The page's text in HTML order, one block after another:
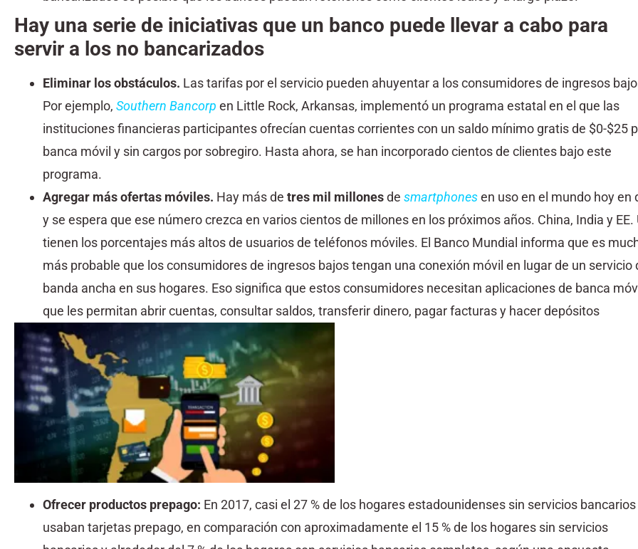
Hay una serie de iniciativas que un banco puede llevar a cabo para
servir a los no bancarizados
Eliminar los obstáculos. Las tarifas por el servicio pueden ahuyentar a los consumidores de ingresos
Por ejemplo, Southern Bancorp en Little Rock, Arkansas, implementó un programa estatal en el que las
instituciones financieras participantes ofrecían cuentas corrientes con un saldo mínimo gratis de $0-$25
banca móvil y sin cargos por sobregiro. Hasta ahora, se han incorporado cientos de clientes bajo este
programa.
Agregar más ofertas móviles. Hay más de tres mil millonesde smartphonesen uso en el mundo hoy en
y se espera que ese número crezca en varios cientos de millones en los próximos años. China, India y EE.
tienen los porcentajes más altos de usuarios de teléfonos móviles. El Banco Mundial informa que es
más probable que los consumidores de ingresos bajos tengan una conexión móvil en lugar de un servicio
banda ancha en sus hogares. Eso significa que estos consumidores necesitan aplicaciones de banca
que les permitan abrir cuentas, consultar saldos, transferir dinero, pagar facturas y hacer depósitos
Ofrecer productos prepago: En 2017, casi el 27 % de los hogares estadounidenses sin servicios bancarios
usaban tarjetas prepago, en comparación con aproximadamente el 15 % de los hogares sin servicios